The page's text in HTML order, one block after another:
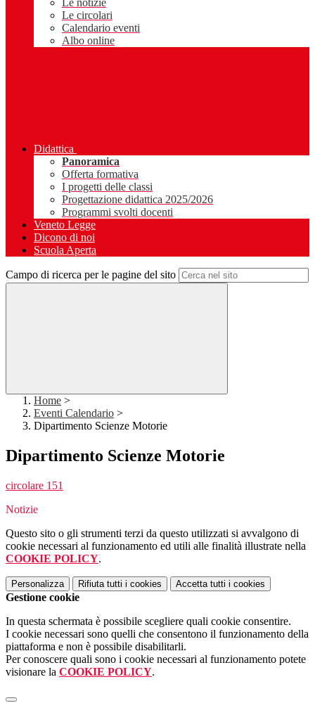
Le notizie
Le circolari
Calendario eventi
Albo online
Didattica
Panoramica
Offerta formativa
I progetti delle classi
Progettazione didattica 2025/2026
Programmi svolti docenti
Veneto Legge
Dicono di noi
Scuola Aperta
Campo di ricerca per le pagine del sito
Home >
Eventi Calendario >
Dipartimento Scienze Motorie
Dipartimento Scienze Motorie
circolare 151
Notizie
Questo sito o gli strumenti terzi da questo utilizzati si avvalgono di
cookie necessari al funzionamento ed utili alle finalità illustrate nella
COOKIE POLICY.
Personalizza Rifiuta tutti i cookies Accetta tutti i cookies
Gestione cookie
In questa schermata è possibile scegliere quali cookie consentire.
I cookie necessari sono quelli che consentono il funzionamento della
piattaforma e non è possibile disabilitarli.
Per conoscere quali sono i cookie necessari al funzionamento potete
visionare la COOKIE POLICY.